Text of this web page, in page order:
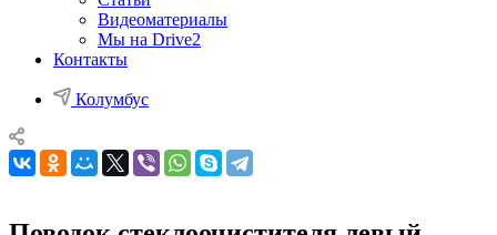
Видеоматериалы
Мы на Drive2
Контакты
Колумбус